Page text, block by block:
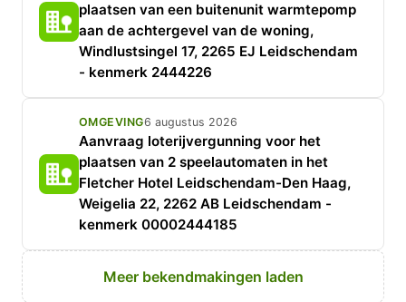
plaatsen van een buitenunit warmtepomp
aan de achtergevel van de woning,
Windlustsingel 17, 2265 EJ Leidschendam
- kenmerk 2444226
OMGEVING6 augustus 2026
Aanvraag loterijvergunning voor het
plaatsen van 2 speelautomaten in het
Fletcher Hotel Leidschendam-Den Haag,
Weigelia 22, 2262 AB Leidschendam -
kenmerk 00002444185
Meer bekendmakingen laden